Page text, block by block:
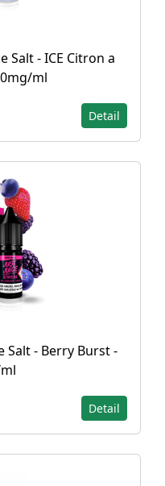
Salt - ICE Citron a
ml
Detail
Salt - Berry Burst -
Detail